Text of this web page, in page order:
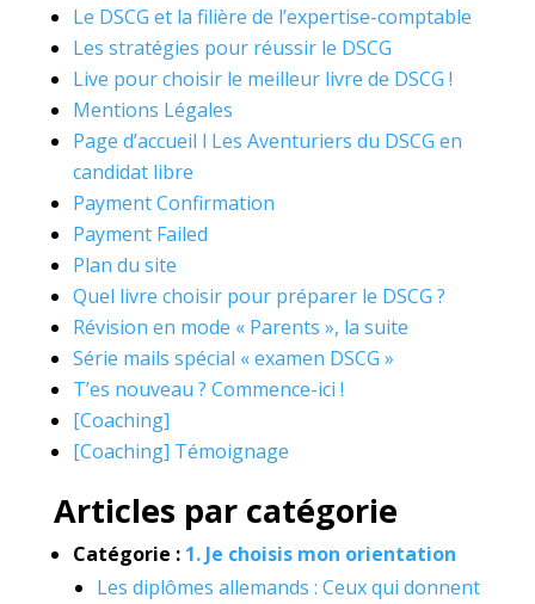
Le DSCG et la filière de l’expertise-comptable
Les stratégies pour réussir le DSCG
Live pour choisir le meilleur livre de DSCG !
Mentions Légales
Page d’accueil l Les Aventuriers du DSCG en
candidat libre
Payment Confirmation
Payment Failed
Plan du site
Quel livre choisir pour préparer le DSCG ?
Révision en mode « Parents », la suite
Série mails spécial « examen DSCG »
T’es nouveau ? Commence-ici !
[Coaching]
[Coaching] Témoignage
Articles par catégorie
Catégorie : 1. Je choisis mon orientation
Les diplômes allemands : Ceux qui donnent